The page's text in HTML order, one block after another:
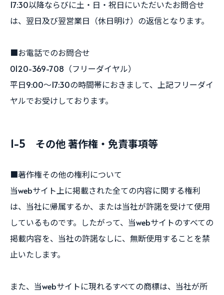
17:30以降ならびに土・日・祝日にいただいたお問合せ
は、翌日及び翌営業日（休日明け）の返信となります。
■お電話でのお問合せ
0120-369-708（フリーダイヤル）
平日9:00～17:30の時間帯におきまして、上記フリーダイ
ヤルでお受けしております。
1-5 その他 著作権・免責事項等
■著作権その他の権利について
当webサイト上に掲載された全ての内容に関する権利
は、当社に帰属するか、または当社が許諾を受けて使用
しているものです。したがって、当webサイトのすべての
掲載内容を、当社の許諾なしに、無断使用することを禁
止いたします。
また、当webサイトに現れるすべての商標は、当社が所